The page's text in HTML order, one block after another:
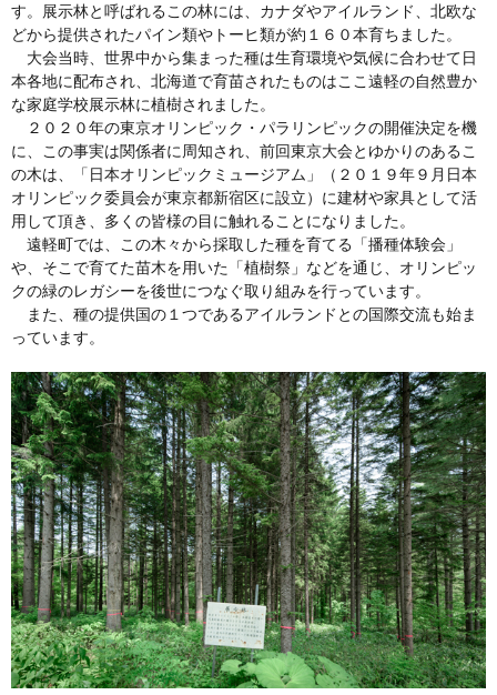
す。展示林と呼ばれるこの林には、カナダやアイルランド、北欧な
どから提供されたパイン類やトーヒ類が約１６０本育ちました。
大会当時、世界中から集まった種は生育環境や気候に合わせて日
本各地に配布され、北海道で育苗されたものはここ遠軽の自然豊か
な家庭学校展示林に植樹されました。
２０２０年の東京オリンピック・パラリンピックの開催決定を機
に、この事実は関係者に周知され、前回東京大会とゆかりのあるこ
の木は、「日本オリンピックミュージアム」（２０１９年９月日本
オリンピック委員会が東京都新宿区に設立）に建材や家具として活
用して頂き、多くの皆様の目に触れることになりました。
遠軽町では、この木々から採取した種を育てる「播種体験会」
や、そこで育てた苗木を用いた「植樹祭」などを通じ、オリンピッ
クの緑のレガシーを後世につなぐ取り組みを行っています。
また、種の提供国の１つであるアイルランドとの国際交流も始ま
っています。